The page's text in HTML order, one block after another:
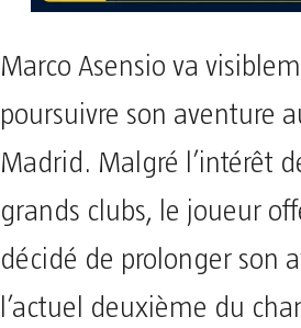
Marco Asensio va
poursuivre son aventure
Madrid. Malgré l’intérêt
grands clubs, le joueur
décidé de prolonger son
l’actuel deuxième du